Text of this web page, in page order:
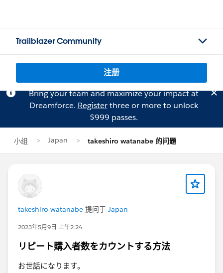
Trailblazer Community
注册
Bring your team and maximize your impact at
Dreamforce. Registerthree or more to unlock
$999 passes.
小组 Japan takeshiro watanabe 的问题
takeshiro watanabe 提问于 Japan
2023年5月9日 上午2:24
リピート購入者数をカウントする方法
お世話になります。